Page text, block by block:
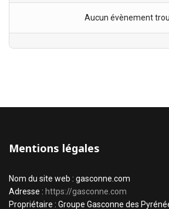
Aucun évènement
Mentions légales
Nom du site web : gasconne.com
Adresse : https://gasconne.com
Propriétaire : Groupe Gasconne des